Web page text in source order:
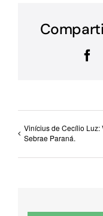
Vinícius de Cecílio Luz:
Sebrae Paraná.